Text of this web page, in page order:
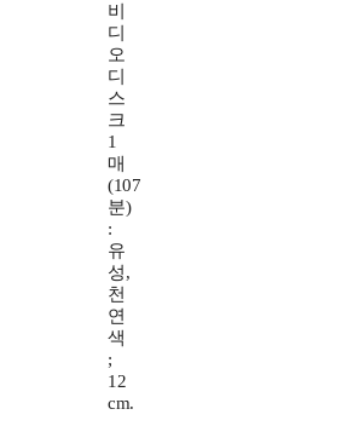
비
디
오
디
스
크
1
매
(107
분)
:
유
성,
천
연
색
;
12
cm.